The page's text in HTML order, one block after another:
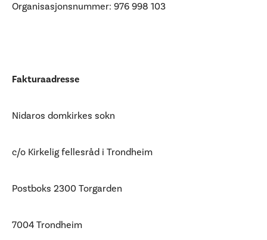
Organisasjonsnummer: 976 998 103
Fakturaadresse
Nidaros domkirkes sokn
c/o Kirkelig fellesråd i Trondheim
Postboks 2300 Torgarden
7004 Trondheim